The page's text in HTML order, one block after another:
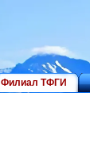
Филиал ТФГИ